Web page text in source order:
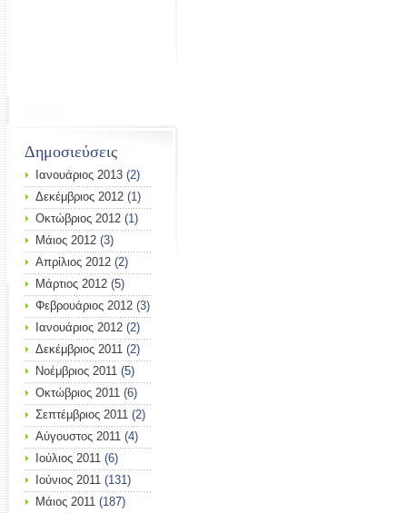
Δημοσιεύσεις
Ιανουάριος 2013 (2)
Δεκέμβριος 2012 (1)
Οκτώβριος 2012 (1)
Μάιος 2012 (3)
Απρίλιος 2012 (2)
Μάρτιος 2012 (5)
Φεβρουάριος 2012 (3)
Ιανουάριος 2012 (2)
Δεκέμβριος 2011 (2)
Νοέμβριος 2011 (5)
Οκτώβριος 2011 (6)
Σεπτέμβριος 2011 (2)
Αύγουστος 2011 (4)
Ιούλιος 2011 (6)
Ιούνιος 2011 (131)
Μάιος 2011 (187)